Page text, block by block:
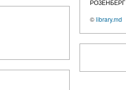
РОЗЕНБЕРГ
©library.md